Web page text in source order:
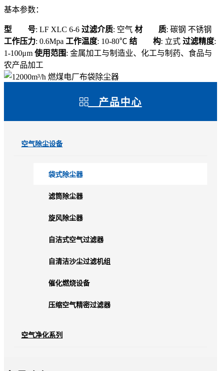
基本参数：
型 号: LF XLC 6-6 过滤介质: 空气 材 质: 碳钢 不锈钢
工作压力: 0.6Mpa 工作温度: 10-80℃ 结 构: 立式 过滤精度:
1-100μm 使用范围: 金属加工与制造业、化工与制药、食品与
农产品加工
产品中心
空气除尘设备
袋式除尘器
滤筒除尘器
旋风除尘器
自洁式空气过滤器
自清洁沙尘过滤机组
催化燃烧设备
压缩空气精密过滤器
空气净化系列